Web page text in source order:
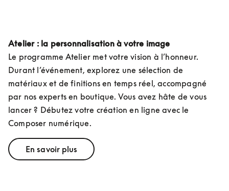
Atelier : la personnalisation à votre image
Le programme Atelier met votre vision à l’honneur.
Durant l’événement, explorez une sélection de
matériaux et de finitions en temps réel, accompagné
par nos experts en boutique. Vous avez hâte de vous
lancer ? Débutez votre création en ligne avec le
Composer numérique.
En savoir plus